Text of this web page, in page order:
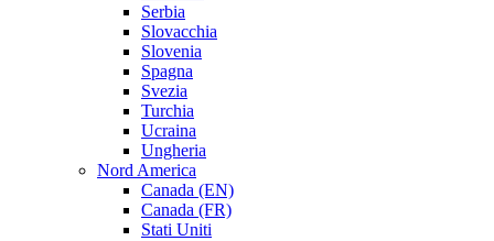
Serbia
Slovacchia
Slovenia
Spagna
Svezia
Turchia
Ucraina
Ungheria
Nord America
Canada (EN)
Canada (FR)
Stati Uniti